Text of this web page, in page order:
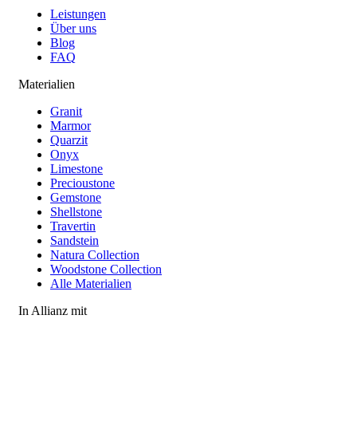
Leistungen
Über uns
Blog
FAQ
Materialien
Granit
Marmor
Quarzit
Onyx
Limestone
Precioustone
Gemstone
Shellstone
Travertin
Sandstein
Natura Collection
Woodstone Collection
Alle Materialien
In Allianz mit